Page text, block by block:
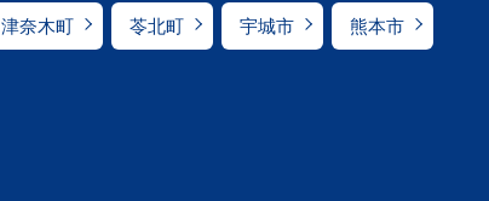
津奈木町 苓北町 宇城市 熊本市